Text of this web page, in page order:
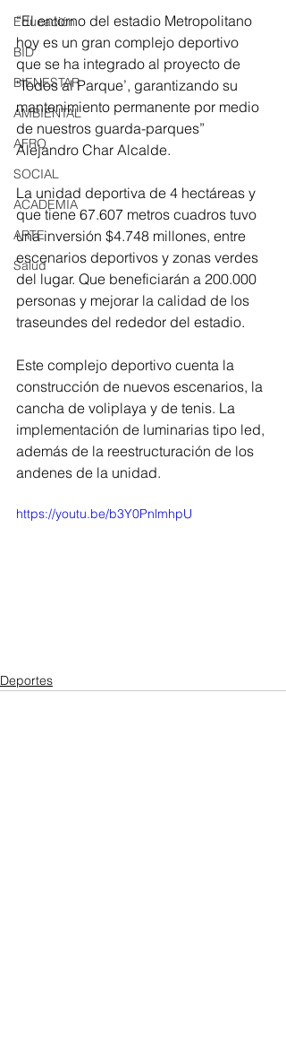
Educación
BID
BIENESTAR
AMBIENTAL
AFRO
SOCIAL
ACADEMIA
ARTE
Salud
“El entorno del estadio Metropolitano
hoy es un gran complejo deportivo
que se ha integrado al proyecto de
‘Todos al Parque’, garantizando su
mantenimiento permanente por medio
de nuestros guarda-parques”
Alejandro Char Alcalde.
La unidad deportiva de 4 hectáreas y
que tiene 67.607 metros cuadros tuvo
una inversión $4.748 millones, entre
escenarios deportivos y zonas verdes
del lugar. Que beneficiarán a 200.000
personas y mejorar la calidad de los
traseundes del rededor del estadio.
Este complejo deportivo cuenta la
construcción de nuevos escenarios, la
cancha de voliplaya y de tenis. La
implementación de luminarias tipo led,
además de la reestructuración de los
andenes de la unidad.
https://youtu.be/b3Y0PnlmhpU
Deportes